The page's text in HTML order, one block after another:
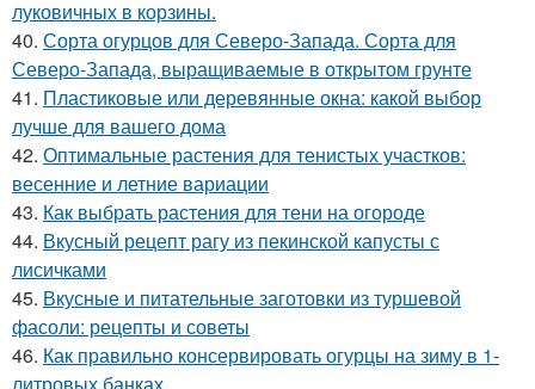
луковичных в корзины.
40. Сорта огурцов для Северо-Запада. Сорта для
Северо-Запада, выращиваемые в открытом грунте
41. Пластиковые или деревянные окна: какой выбор
лучше для вашего дома
42. Оптимальные растения для тенистых участков:
весенние и летние вариации
43. Как выбрать растения для тени на огороде
44. Вкусный рецепт рагу из пекинской капусты с
лисичками
45. Вкусные и питательные заготовки из туршевой
фасоли: рецепты и советы
46. Как правильно консервировать огурцы на зиму в 1-